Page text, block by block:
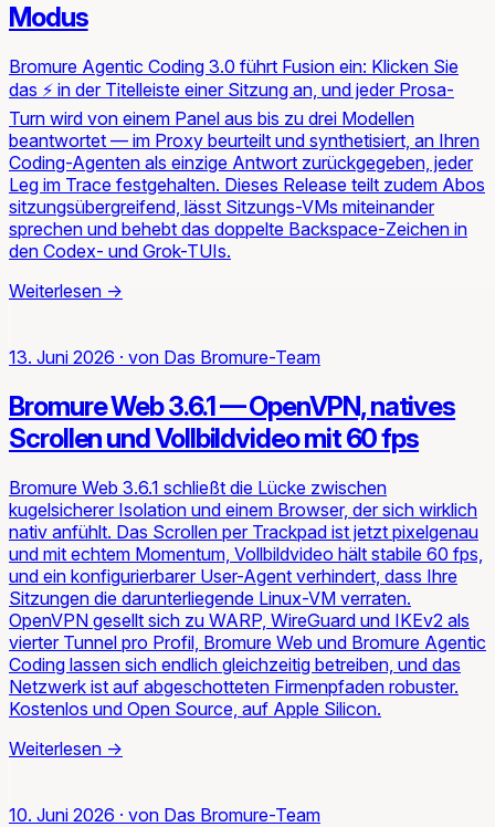
Modus
Bromure Agentic Coding 3.0 führt Fusion ein: Klicken Sie
das ⚡ in der Titelleiste einer Sitzung an, und jeder Prosa-
Turn wird von einem Panel aus bis zu drei Modellen
beantwortet — im Proxy beurteilt und synthetisiert, an Ihren
Coding-Agenten als einzige Antwort zurückgegeben, jeder
Leg im Trace festgehalten. Dieses Release teilt zudem Abos
sitzungsübergreifend, lässt Sitzungs-VMs miteinander
sprechen und behebt das doppelte Backspace-Zeichen in
den Codex- und Grok-TUIs.
Weiterlesen →
13. Juni 2026 · von Das Bromure-Team
Bromure Web 3.6.1 — OpenVPN, natives
Scrollen und Vollbildvideo mit 60 fps
Bromure Web 3.6.1 schließt die Lücke zwischen
kugelsicherer Isolation und einem Browser, der sich wirklich
nativ anfühlt. Das Scrollen per Trackpad ist jetzt pixelgenau
und mit echtem Momentum, Vollbildvideo hält stabile 60 fps,
und ein konfigurierbarer User-Agent verhindert, dass Ihre
Sitzungen die darunterliegende Linux-VM verraten.
OpenVPN gesellt sich zu WARP, WireGuard und IKEv2 als
vierter Tunnel pro Profil, Bromure Web und Bromure Agentic
Coding lassen sich endlich gleichzeitig betreiben, und das
Netzwerk ist auf abgeschotteten Firmenpfaden robuster.
Kostenlos und Open Source, auf Apple Silicon.
Weiterlesen →
10. Juni 2026 · von Das Bromure-Team